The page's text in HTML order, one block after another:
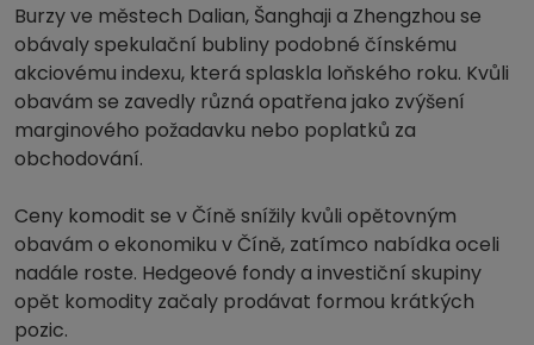
Burzy ve městech Dalian, Šanghaji a Zhengzhou se
obávaly spekulační bubliny podobné čínskému
akciovému indexu, která splaskla loňského roku. Kvůli
obavám se zavedly různá opatřena jako zvýšení
marginového požadavku nebo poplatků za
obchodování.
Ceny komodit se v Číně snížily kvůli opětovným
obavám o ekonomiku v Číně, zatímco nabídka oceli
nadále roste. Hedgeové fondy a investiční skupiny
opět komodity začaly prodávat formou krátkých
pozic.